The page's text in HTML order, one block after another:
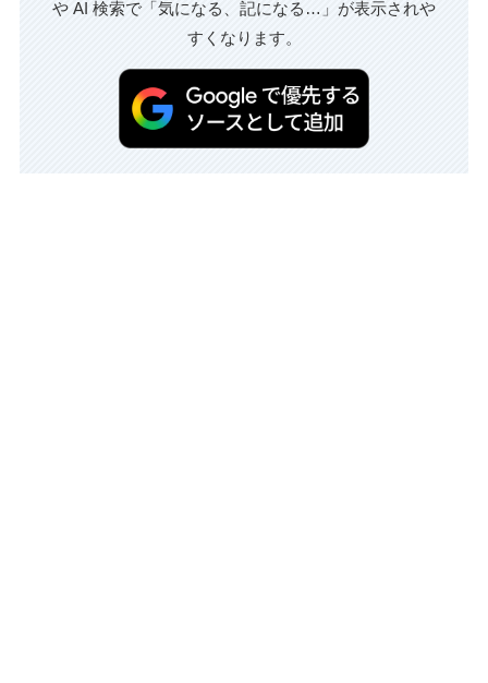
や AI 検索で「気になる、記になる…」が表示されや
すくなります。